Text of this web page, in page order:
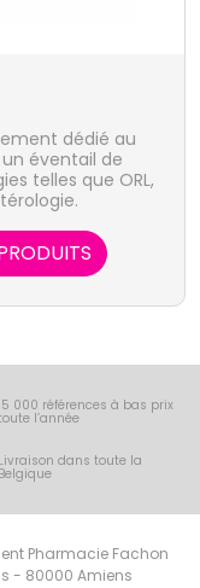
dédié au
éventail de
telles que ORL,
000 références à bas prix
l’année
Livraison dans toute la
Belgique
Pharmacie Fachon
- 80000 Amiens